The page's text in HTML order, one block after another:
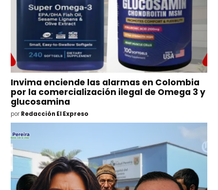
Invima enciende las alarmas en Colombia
por la comercialización ilegal de Omega 3 y
glucosamina
por Redacción El Expreso